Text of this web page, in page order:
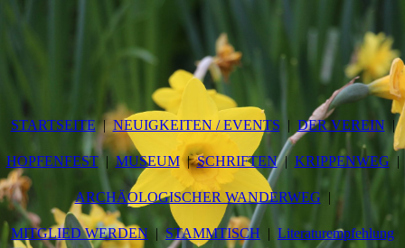
STARTSEITE NEUIGKEITEN / EVENTS DER VEREIN
HOPFENFEST MUSEUM SCHRIFTEN KRIPPENWEG
ARCHÄOLOGISCHER WANDERWEG
MITGLIED WERDEN STAMMTISCH Literaturempfehlung